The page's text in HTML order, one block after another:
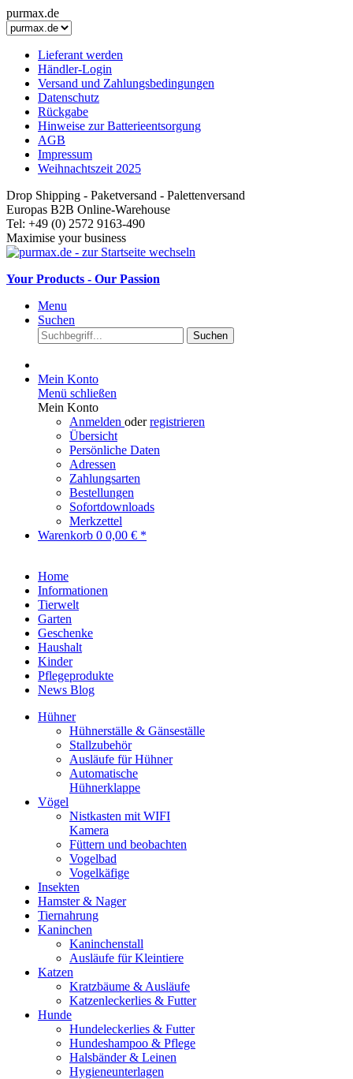
purmax.de
Lieferant werden
Händler-Login
Versand und Zahlungsbedingungen
Datenschutz
Rückgabe
Hinweise zur Batterieentsorgung
AGB
Impressum
Weihnachtszeit 2025
Drop Shipping - Paketversand - Palettenversand
Europas B2B Online-Warehouse
Tel: +49 (0) 2572 9163-490
Maximise your business
Your Products - Our Passion
Menu
Suchen
Suchen
Mein Konto
Menü schließen
Mein Konto
Anmelden oderregistrieren
Übersicht
Persönliche Daten
Adressen
Zahlungsarten
Bestellungen
Sofortdownloads
Merkzettel
Warenkorb 0 0,00 € *
Home
Informationen
Tierwelt
Garten
Geschenke
Haushalt
Kinder
Pflegeprodukte
News Blog
Hühner
Hühnerställe & Gänseställe
Stallzubehör
Ausläufe für Hühner
Automatische
Hühnerklappe
Vögel
Nistkasten mit WIFI
Kamera
Füttern und beobachten
Vogelbad
Vogelkäfige
Insekten
Hamster & Nager
Tiernahrung
Kaninchen
Kaninchenstall
Ausläufe für Kleintiere
Katzen
Kratzbäume & Ausläufe
Katzenleckerlies & Futter
Hunde
Hundeleckerlies & Futter
Hundeshampoo & Pflege
Halsbänder & Leinen
Hygieneunterlagen